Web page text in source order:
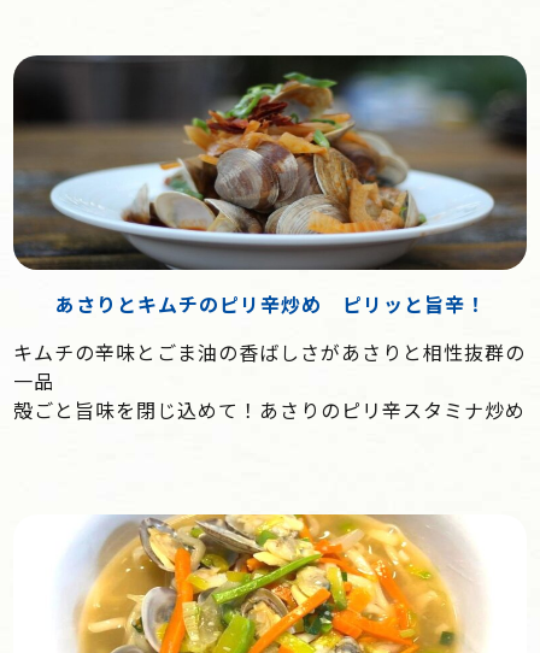
あさりとキムチのピリ辛炒め ピリッと旨辛！
キムチの辛味とごま油の香ばしさがあさりと相性抜群の
一品
殻ごと旨味を閉じ込めて！あさりのピリ辛スタミナ炒め